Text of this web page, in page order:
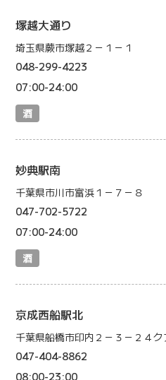
塚越大通り
埼玉県蕨市塚越２－１－１
048-299-4223
07:00-24:00
酒
妙典駅南
千葉県市川市富浜１－７－８
047-702-5722
07:00-24:00
酒
京成西船駅北
千葉県船橋市印内２－３－２４
047-404-8862
08:00-23:00